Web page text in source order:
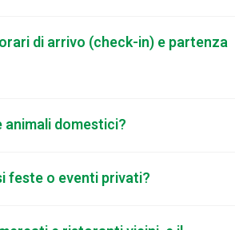
di arrivo (check-in) e partenza
domestici?
feste o eventi privati?